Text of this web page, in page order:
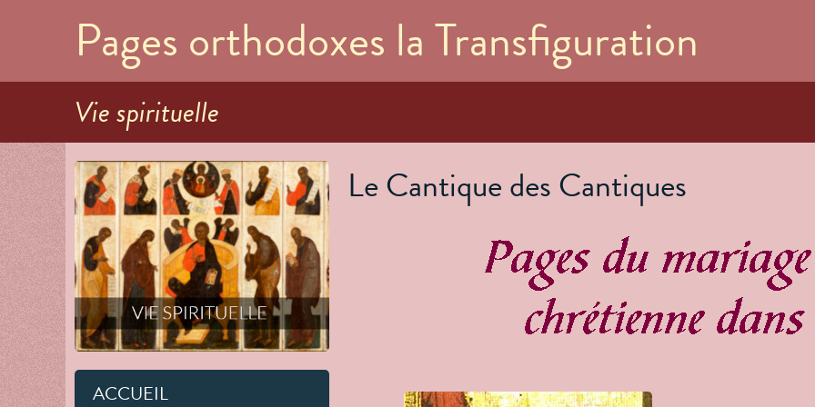
contenu
principal
Pages orthodoxes la Transfiguration
Vie spirituelle
ACCUEIL
Le Cantique des Cantiques